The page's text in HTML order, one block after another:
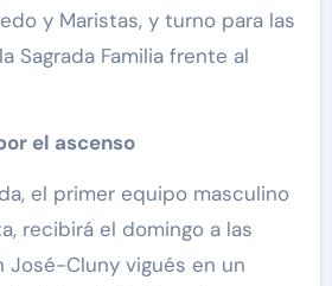
y Maristas, y turno para las
Sagrada Familia frente al
el ascenso
el primer equipo masculino
recibirá el domingo a las
José-Cluny vigués en un